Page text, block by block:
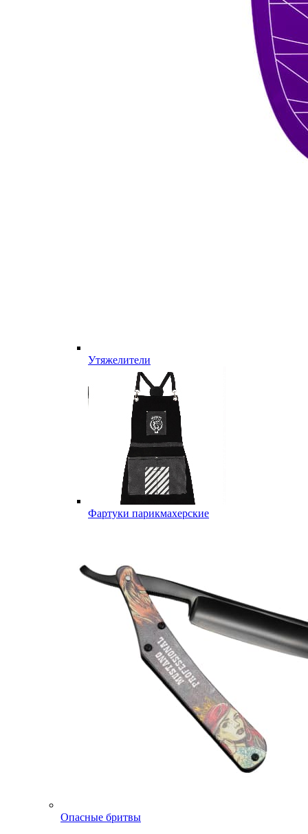
Утяжелители
Фартуки парикмахерские
Опасные бритвы